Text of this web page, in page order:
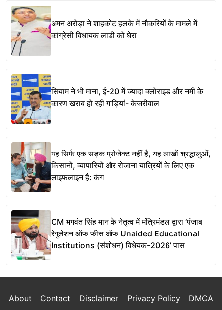
अमन अरोड़ा ने शाहकोट हलके में नौकरियों के मामले में
कांग्रेसी विधायक लाडी को घेरा
सियाम ने भी माना, ई-20 में ज्यादा क्लोराइड और नमी के
कारण खराब हो रही गाड़ियां- केजरीवाल
यह सिर्फ एक सड़क प्रोजेक्ट नहीं है, यह लाखों श्रद्धालुओं,
किसानों, व्यापारियों और रोजाना यात्रियों के लिए एक
लाइफलाइन है: कंग
CM भगवंत सिंह मान के नेतृत्व में मंत्रिमंडल द्वारा ‘पंजाब
रेगुलेशन ऑफ फीस ऑफ Unaided Educational
Institutions (संशोधन) विधेयक-2026’ पास
About Contact Disclaimer Privacy Policy
DMCA